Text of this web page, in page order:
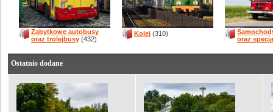
Zabytkowe autobusy
oraz trolejbusy (432)
Kolej (310)
oraz
Ostatnio dodane